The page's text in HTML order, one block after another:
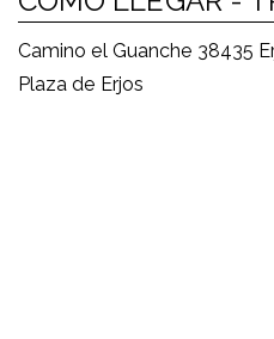
Camino el Guanche 38435
Plaza de Erjos